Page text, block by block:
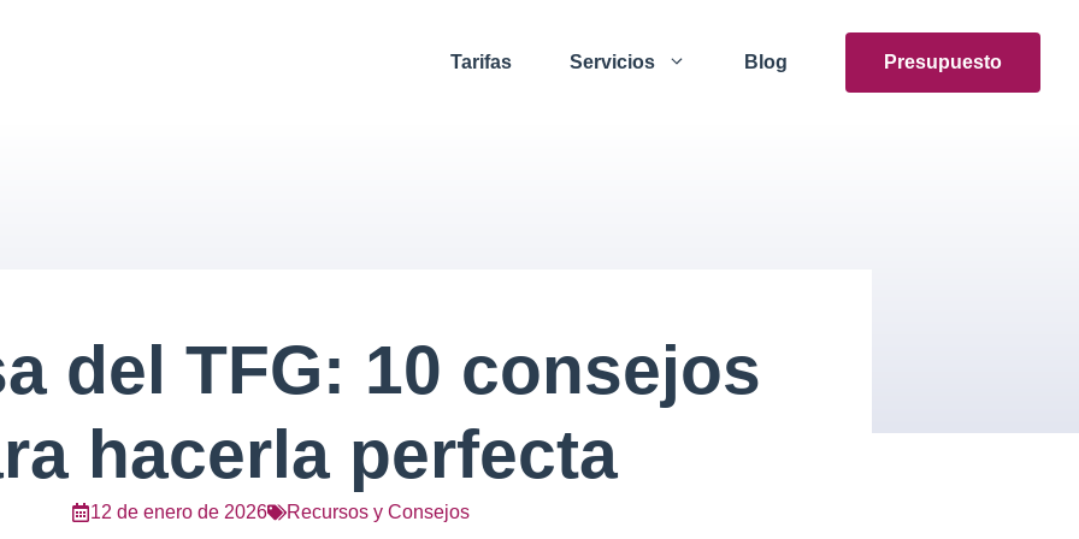
Tarifas Servicios Blog Presupuesto
del TFG: 10 consejos
hacerla perfecta
12 de enero de 2026 Recursos y Consejos